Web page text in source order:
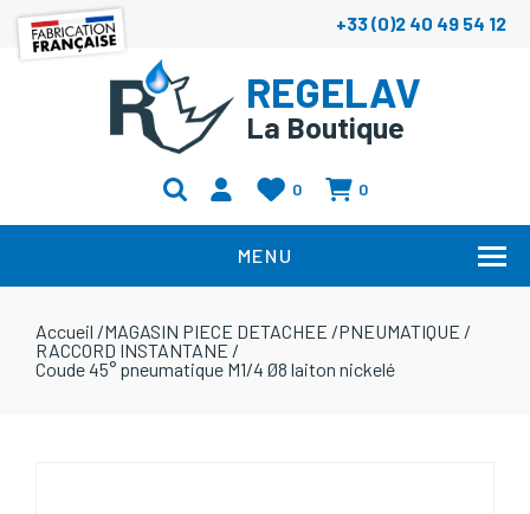
+33 (0)2 40 49 54 12
REGELAV
La Boutique
0 0
MENU
Accueil /MAGASIN PIECE DETACHEE /PNEUMATIQUE /
RACCORD INSTANTANE /
Coude 45° pneumatique M1/4 Ø8 laiton nickelé